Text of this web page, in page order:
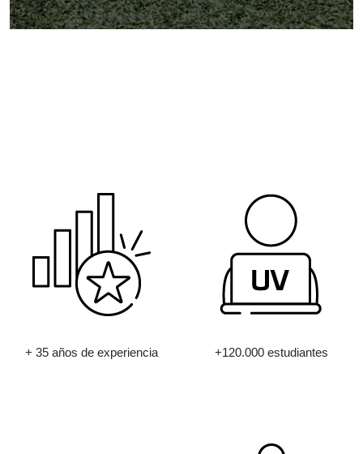
+ 35 años de experiencia +120.000 estudiantes